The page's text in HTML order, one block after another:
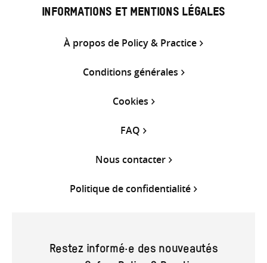
INFORMATIONS ET MENTIONS LÉGALES
À propos de Policy & Practice
Conditions générales
Cookies
FAQ
Nous contacter
Politique de confidentialité
Restez informé·e des nouveautés